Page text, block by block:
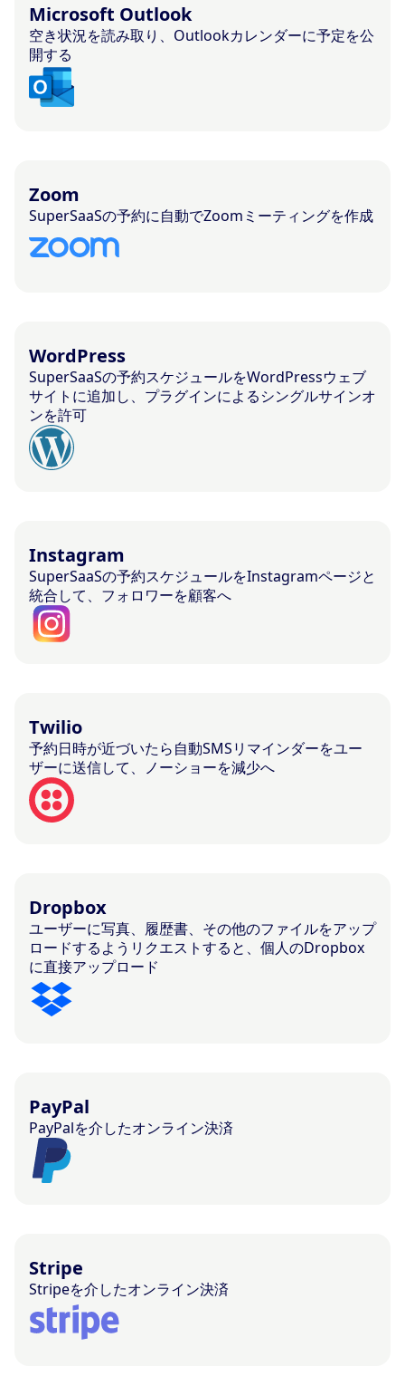
Microsoft Outlook
空き状況を読み取り、Outlookカレンダーに予定を公
開する
Zoom
SuperSaaSの予約に自動でZoomミーティングを作成
WordPress
SuperSaaSの予約スケジュールをWordPressウェブ
サイトに追加し、プラグインによるシングルサインオ
ンを許可
Instagram
SuperSaaSの予約スケジュールをInstagramページと
統合して、フォロワーを顧客へ
Twilio
予約日時が近づいたら自動SMSリマインダーをユー
ザーに送信して、ノーショーを減少へ
Dropbox
ユーザーに写真、履歴書、その他のファイルをアップ
ロードするようリクエストすると、個人のDropbox
に直接アップロード
PayPal
PayPalを介したオンライン決済
Stripe
Stripeを介したオンライン決済